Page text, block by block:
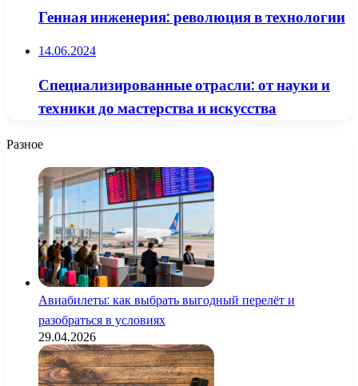
Генная инженерия: революция в технологии
14.06.2024
Специализированные отрасли: от науки и
техники до мастерства и искусства
Разное
Авиабилеты: как выбрать выгодный перелёт и
разобраться в условиях
29.04.2026